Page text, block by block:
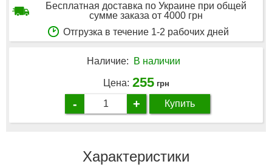
Бесплатная доставка по Украине при общей
сумме заказа от 4000 грн
Отгрузка в течение 1-2 рабочих дней
Наличие: В наличии
Цена: 255 грн
- + Купить
Характеристики